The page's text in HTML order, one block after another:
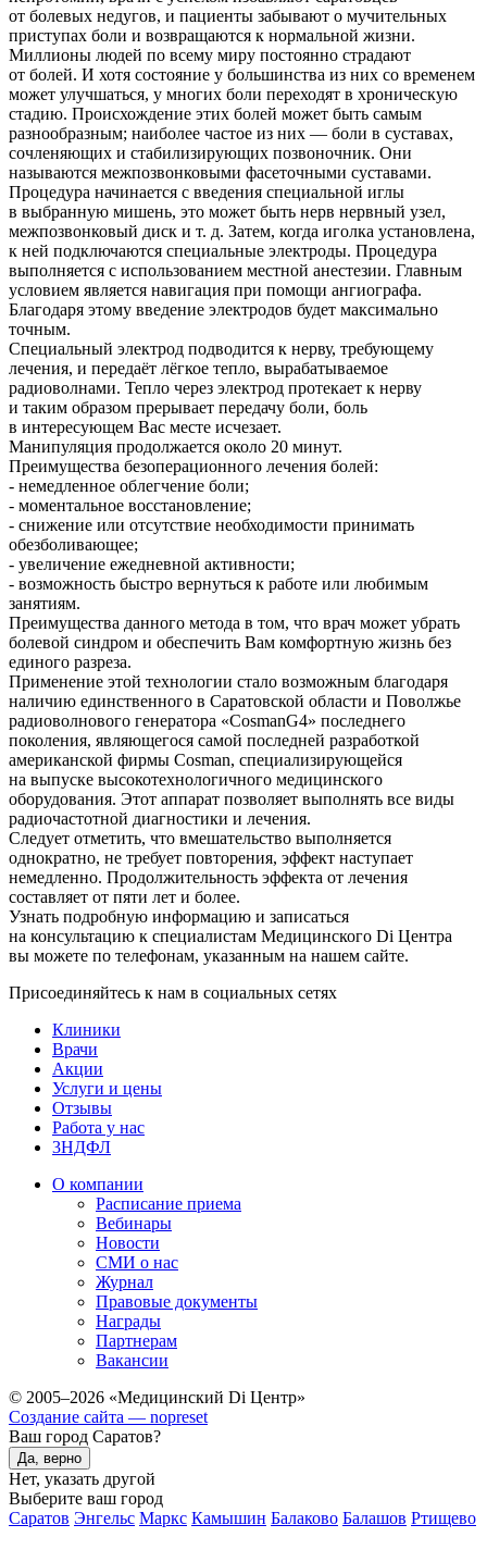
от болевых недугов, и пациенты забывают о мучительных
приступах боли и возвращаются к нормальной жизни.
Миллионы людей по всему миру постоянно страдают
от болей. И хотя состояние у большинства из них со временем
может улучшаться, у многих боли переходят в хроническую
стадию. Происхождение этих болей может быть самым
разнообразным; наиболее частое из них — боли в суставах,
сочленяющих и стабилизирующих позвоночник. Они
называются межпозвонковыми фасеточными суставами.
Процедура начинается с введения специальной иглы
в выбранную мишень, это может быть нерв нервный узел,
межпозвонковый диск и т. д. Затем, когда иголка установлена,
к ней подключаются специальные электроды. Процедура
выполняется с использованием местной анестезии. Главным
условием является навигация при помощи ангиографа.
Благодаря этому введение электродов будет максимально
точным.
Специальный электрод подводится к нерву, требующему
лечения, и передаёт лёгкое тепло, вырабатываемое
радиоволнами. Тепло через электрод протекает к нерву
и таким образом прерывает передачу боли, боль
в интересующем Вас месте исчезает.
Манипуляция продолжается около 20 минут.
Преимущества безоперационного лечения болей:
- немедленное облегчение боли;
- моментальное восстановление;
- снижение или отсутствие необходимости принимать
обезболивающее;
- увеличение ежедневной активности;
- возможность быстро вернуться к работе или любимым
занятиям.
Преимущества данного метода в том, что врач может убрать
болевой синдром и обеспечить Вам комфортную жизнь без
единого разреза.
Применение этой технологии стало возможным благодаря
наличию единственного в Саратовской области и Поволжье
радиоволнового генератора «CosmanG4» последнего
поколения, являющегося самой последней разработкой
американской фирмы Cosman, специализирующейся
на выпуске высокотехнологичного медицинского
оборудования. Этот аппарат позволяет выполнять все виды
радиочастотной диагностики и лечения.
Следует отметить, что вмешательство выполняется
однократно, не требует повторения, эффект наступает
немедленно. Продолжительность эффекта от лечения
составляет от пяти лет и более.
Узнать подробную информацию и записаться
на консультацию к специалистам Медицинского Di Центра
вы можете по телефонам, указанным на нашем сайте.
Присоединяйтесь к нам в социальных сетях
Клиники
Врачи
Акции
Услуги и цены
Отзывы
Работа у нас
3НДФЛ
О компании
Расписание приема
Вебинары
Новости
СМИ о нас
Журнал
Правовые документы
Награды
Партнерам
Вакансии
© 2005–2026 «Медицинский Di Центр»
Создание сайта — nopreset
Ваш город Саратов?
Да, верно
Нет, указать другой
Выберите ваш город
Саратов Энгельс Маркс Камышин Балаково Балашов Ртищево